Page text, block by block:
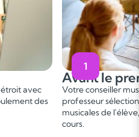
avec un
et aspirations
date de premier
2
Ce 1ercours
besoins.